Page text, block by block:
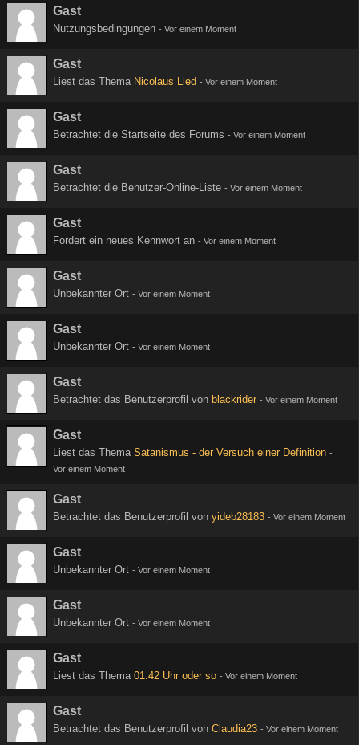
Gast
Nutzungsbedingungen - Vor einem Moment
Gast
Liest das Thema Nicolaus Lied - Vor einem Moment
Gast
Betrachtet die Startseite des Forums - Vor einem Moment
Gast
Betrachtet die Benutzer-Online-Liste - Vor einem Moment
Gast
Fordert ein neues Kennwort an - Vor einem Moment
Gast
Unbekannter Ort - Vor einem Moment
Gast
Unbekannter Ort - Vor einem Moment
Gast
Betrachtet das Benutzerprofil von blackrider - Vor einem Moment
Gast
Liest das Thema Satanismus - der Versuch einer Definition -
Vor einem Moment
Gast
Betrachtet das Benutzerprofil von yideb28183 - Vor einem Moment
Gast
Unbekannter Ort - Vor einem Moment
Gast
Unbekannter Ort - Vor einem Moment
Gast
Liest das Thema 01:42 Uhr oder so - Vor einem Moment
Gast
Betrachtet das Benutzerprofil von Claudia23 - Vor einem Moment